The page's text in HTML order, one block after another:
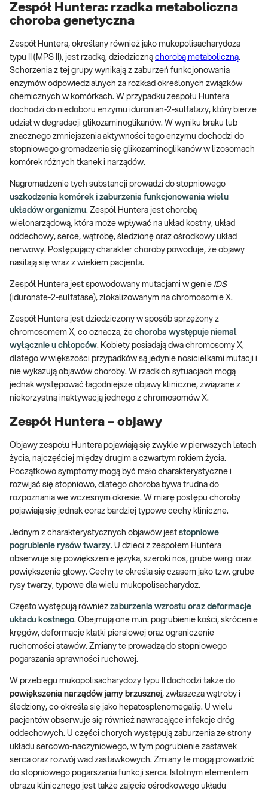
Zespół Huntera: rzadka metaboliczna
choroba genetyczna
Zespół Huntera, określany również jako mukopolisacharydoza
typu II (MPS II), jest rzadką, dziedziczną chorobą metaboliczną.
Schorzenia z tej grupy wynikają z zaburzeń funkcjonowania
enzymów odpowiedzialnych za rozkład określonych związków
chemicznych w komórkach. W przypadku zespołu Huntera
dochodzi do niedoboru enzymu iduronian-2-sulfatazy, który bierze
udział w degradacji glikozaminoglikanów. W wyniku braku lub
znacznego zmniejszenia aktywności tego enzymu dochodzi do
stopniowego gromadzenia się glikozaminoglikanów w lizosomach
komórek różnych tkanek i narządów.
Nagromadzenie tych substancji prowadzi do stopniowego
uszkodzenia komórek i zaburzenia funkcjonowania wielu
układów organizmu. Zespół Huntera jest chorobą
wielonarządową, która może wpływać na układ kostny, układ
oddechowy, serce, wątrobę, śledzionę oraz ośrodkowy układ
nerwowy. Postępujący charakter choroby powoduje, że objawy
nasilają się wraz z wiekiem pacjenta.
Zespół Huntera jest spowodowany mutacjami w genie IDS
(iduronate-2-sulfatase), zlokalizowanym na chromosomie X.
Zespół Huntera jest dziedziczony w sposób sprzężony z
chromosomem X, co oznacza, że choroba występuje niemal
wyłącznie u chłopców. Kobiety posiadają dwa chromosomy X,
dlatego w większości przypadków są jedynie nosicielkami mutacji i
nie wykazują objawów choroby. W rzadkich sytuacjach mogą
jednak występować łagodniejsze objawy kliniczne, związane z
niekorzystną inaktywacją jednego z chromosomów X.
Zespół Huntera – objawy
Objawy zespołu Huntera pojawiają się zwykle w pierwszych latach
życia, najczęściej między drugim a czwartym rokiem życia.
Początkowo symptomy mogą być mało charakterystyczne i
rozwijać się stopniowo, dlatego choroba bywa trudna do
rozpoznania we wczesnym okresie. W miarę postępu choroby
pojawiają się jednak coraz bardziej typowe cechy kliniczne.
Jednym z charakterystycznych objawów jest stopniowe
pogrubienie rysów twarzy. U dzieci z zespołem Huntera
obserwuje się powiększenie języka, szeroki nos, grube wargi oraz
powiększenie głowy. Cechy te określa się czasem jako tzw. grube
rysy twarzy, typowe dla wielu mukopolisacharydoz.
Często występują również zaburzenia wzrostu oraz deformacje
układu kostnego. Obejmują one m.in. pogrubienie kości, skrócenie
kręgów, deformacje klatki piersiowej oraz ograniczenie
ruchomości stawów. Zmiany te prowadzą do stopniowego
pogarszania sprawności ruchowej.
W przebiegu mukopolisacharydozy typu II dochodzi także do
powiększenia narządów jamy brzusznej, zwłaszcza wątroby i
śledziony, co określa się jako hepatosplenomegalię. U wielu
pacjentów obserwuje się również nawracające infekcje dróg
oddechowych. U części chorych występują zaburzenia ze strony
układu sercowo-naczyniowego, w tym pogrubienie zastawek
serca oraz rozwój wad zastawkowych. Zmiany te mogą prowadzić
do stopniowego pogarszania funkcji serca. Istotnym elementem
obrazu klinicznego jest także zajęcie ośrodkowego układu